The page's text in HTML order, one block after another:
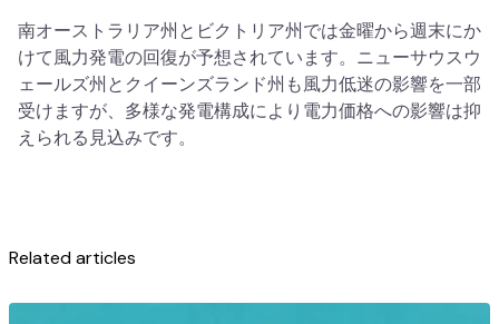
南オーストラリア州とビクトリア州では金曜から週末にか
けて風力発電の回復が予想されています。ニューサウスウ
ェールズ州とクイーンズランド州も風力低迷の影響を一部
受けますが、多様な発電構成により電力価格への影響は抑
えられる見込みです。
Related articles